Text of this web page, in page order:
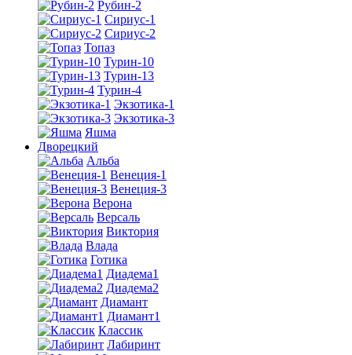
Рубин-2
Сириус-1
Сириус-2
Топаз
Турин-10
Турин-13
Турин-4
Экзотика-1
Экзотика-3
Яшма
Дворецкий
Альба
Венеция-1
Венеция-3
Верона
Версаль
Виктория
Влада
Готика
Диадема1
Диадема2
Диамант
Диамант1
Классик
Лабиринт